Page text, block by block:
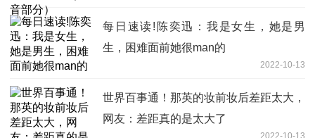
每日速读!陈奕迅：我是女生，她是男
生，困难面前她很man的
2022-10-13
世界百事通！那英的妆前妆后差距太大，
网友：差距真的是太大了